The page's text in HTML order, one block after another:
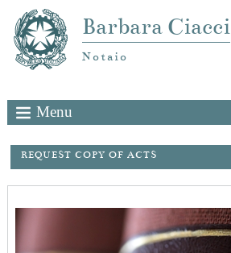
Barbara Ciacci
Notaio
Menu
REQUEST COPY OF ACTS